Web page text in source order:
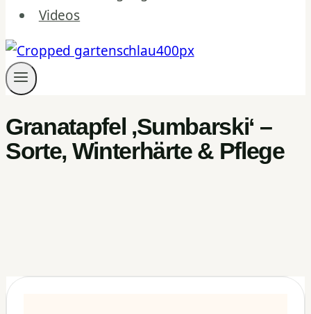
Videos
Granatapfel ‚Sumbarski‘ –
Sorte, Winterhärte & Pflege